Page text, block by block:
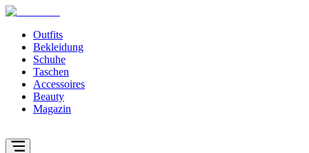
Outfits
Bekleidung
Schuhe
Taschen
Accessoires
Beauty
Magazin